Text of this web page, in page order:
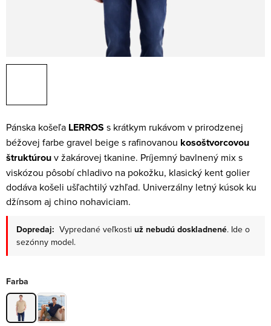
Pánska košeľa LERROS s krátkym rukávom v prirodzenej
béžovej farbe gravel beige s rafinovanou kosoštvorcovou
štruktúrouv žakárovej tkanine. Príjemný bavlnený mix s
viskózou pôsobí chladivo na pokožku, klasický kent golier
dodáva košeli ušľachtilý vzhľad. Univerzálny letný kúsok ku
džínsom aj chino nohaviciam.
Dopredaj: Vypredané veľkosti už nebudú doskladnené. Ide o
sezónny model.
Farba